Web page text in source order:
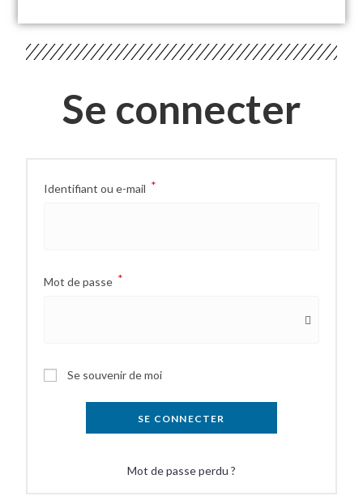
Se connecter
Identifiant ou e-mail *
Mot de passe *
Se souvenir de moi
SE CONNECTER
Mot de passe perdu ?